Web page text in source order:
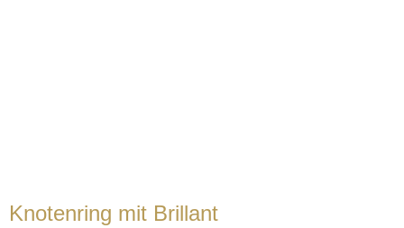
Knotenring mit Brillant